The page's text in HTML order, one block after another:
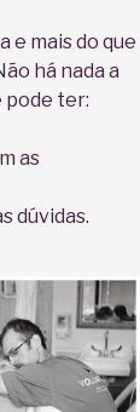
e mais do que
há nada a
pode ter:
as
dúvidas.